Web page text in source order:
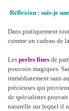
Réflexion : suis-je
Dans pratiquement
comme un cadeau de
Les perles fines de
pouvoirs magiques.
immédiatement sans
précieuses qui
de spécialistes
naturelle sur lequel il